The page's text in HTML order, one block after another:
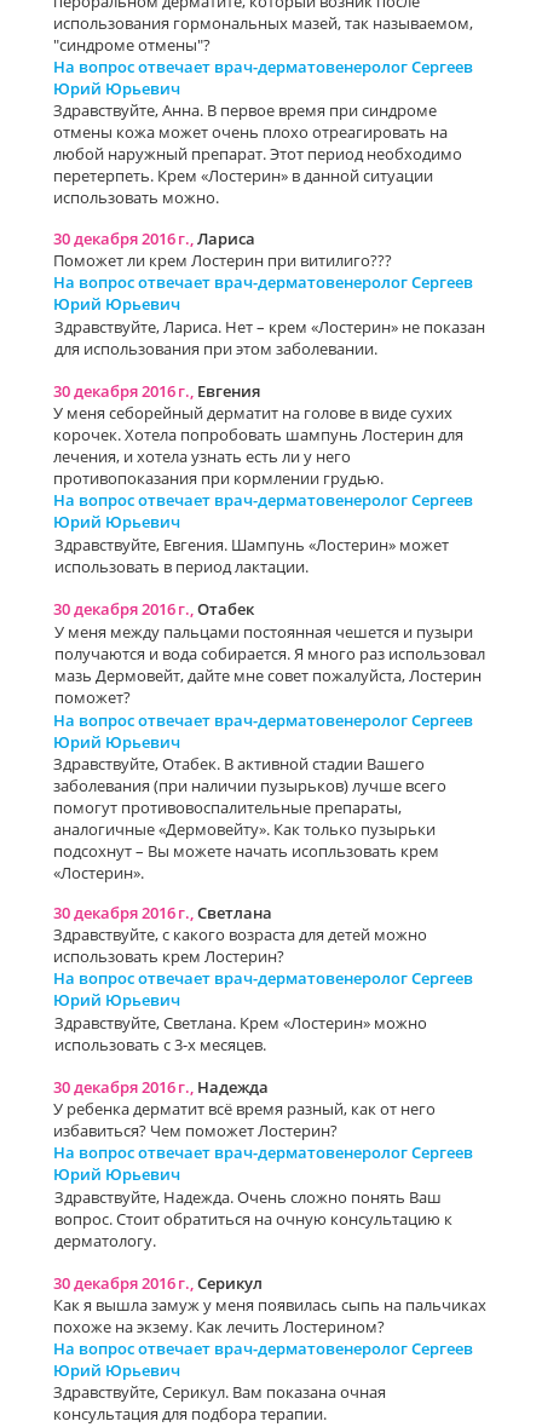
использования гормональных мазей, так называемом,
"синдроме отмены"?
На вопрос отвечает врач-дерматовенеролог Сергеев
Юрий Юрьевич
Здравствуйте, Анна. В первое время при синдроме
отмены кожа может очень плохо отреагировать на
любой наружный препарат. Этот период необходимо
перетерпеть. Крем «Лостерин» в данной ситуации
использовать можно.
30 декабря 2016 г.,Лариса
Поможет ли крем Лостерин при витилиго???
На вопрос отвечает врач-дерматовенеролог Сергеев
Юрий Юрьевич
Здравствуйте, Лариса. Нет – крем «Лостерин» не показан
для использования при этом заболевании.
30 декабря 2016 г., Евгения
У меня себорейный дерматит на голове в виде сухих
корочек. Хотела попробовать шампунь Лостерин для
лечения, и хотела узнать есть ли у него
противопоказания при кормлении грудью.
На вопрос отвечает врач-дерматовенеролог Сергеев
Юрий Юрьевич
Здравствуйте, Евгения. Шампунь «Лостерин» может
использовать в период лактации.
30 декабря 2016 г.,Отабек
У меня между пальцами постоянная чешется и пузыри
получаются и вода собирается. Я много раз использовал
мазь Дермовейт, дайте мне совет пожалуйста, Лостерин
поможет?
На вопрос отвечает врач-дерматовенеролог Сергеев
Юрий Юрьевич
Здравствуйте, Отабек. В активной стадии Вашего
заболевания (при наличии пузырьков) лучше всего
помогут противовоспалительные препараты,
аналогичные «Дермовейту». Как только пузырьки
подсохнут – Вы можете начать исопльзовать крем
«Лостерин».
30 декабря 2016 г.,Светлана
Здравствуйте, с какого возраста для детей можно
использовать крем Лостерин?
На вопрос отвечает врач-дерматовенеролог Сергеев
Юрий Юрьевич
Здравствуйте, Светлана. Крем «Лостерин» можно
использовать с 3-х месяцев.
30 декабря 2016 г., Надежда
У ребенка дерматит всё время разный, как от него
избавиться? Чем поможет Лостерин?
На вопрос отвечает врач-дерматовенеролог Сергеев
Юрий Юрьевич
Здравствуйте, Надежда. Очень сложно понять Ваш
вопрос. Стоит обратиться на очную консультацию к
дерматологу.
30 декабря 2016 г.,Серикул
Как я вышла замуж у меня появилась сыпь на пальчиках
похоже на экзему. Как лечить Лостерином?
На вопрос отвечает врач-дерматовенеролог Сергеев
Юрий Юрьевич
Здравствуйте, Серикул. Вам показана очная
консультация для подбора терапии.